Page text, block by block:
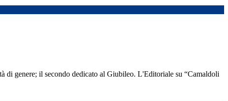
di genere; il secondo dedicato al Giubileo. L'Editoriale su “Camaldoli